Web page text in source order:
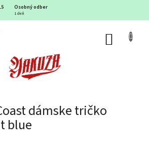
Osobný odber
1 deň
dámske tričko
blue